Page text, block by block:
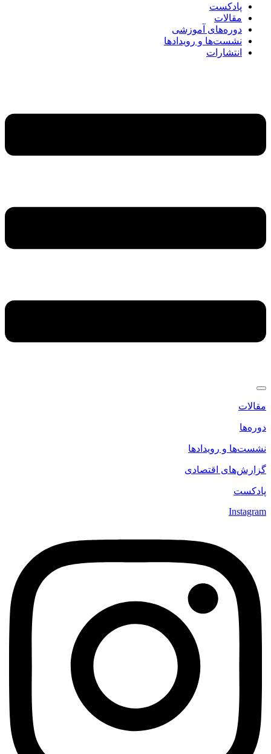
پادکست
مقالات
دوره‌های آموزشی
نشست‌ها و رویدادها
انتشارات
مقالات
دوره‌ها
نشست‌ها و رویدادها
گزارش‌های اقتصادی
پادکست
Instagram